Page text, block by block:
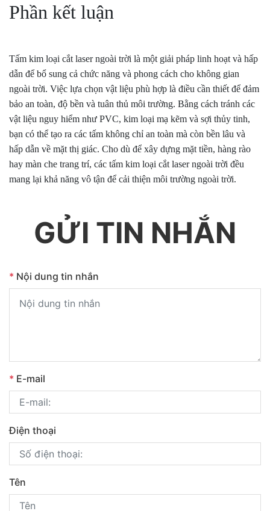
Phần kết luận
Tấm kim loại cắt laser ngoài trời là một giải pháp linh hoạt và hấp
dẫn để bổ sung cả chức năng và phong cách cho không gian
ngoài trời. Việc lựa chọn vật liệu phù hợp là điều cần thiết để đảm
bảo an toàn, độ bền và tuân thủ môi trường. Bằng cách tránh các
vật liệu nguy hiểm như PVC, kim loại mạ kẽm và sợi thủy tinh,
bạn có thể tạo ra các tấm không chỉ an toàn mà còn bền lâu và
hấp dẫn về mặt thị giác. Cho dù để xây dựng mặt tiền, hàng rào
hay màn che trang trí, các tấm kim loại cắt laser ngoài trời đều
mang lại khả năng vô tận để cải thiện môi trường ngoài trời.
GỬI TIN NHẮN
* Nội dung tin nhắn
* E-mail
Điện thoại
Tên